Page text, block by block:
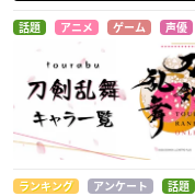
話題 アニメ ゲーム 声優
ランキング アンケート 話題